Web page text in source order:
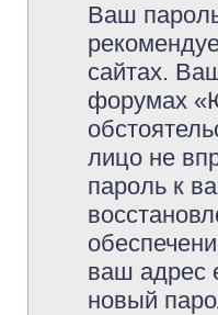
Ваш
сайтах.
форумах
лицо не
пароль к
ваш адрес
новый